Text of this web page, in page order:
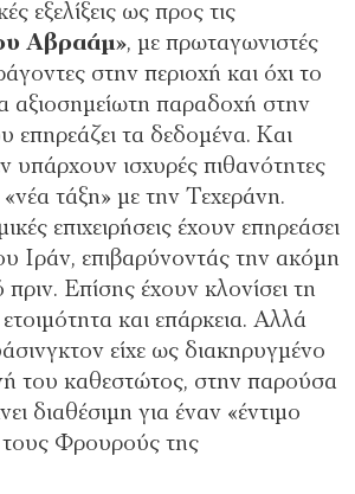
εξελίξεις ως προς τις
Αβραάμ», με πρωταγωνιστές
στην περιοχή και όχι το
αξιοσημείωτη παραδοχή στην
επηρεάζει τα δεδομένα. Και
υπάρχουν ισχυρές πιθανότητες
τάξη» με την Τεχεράνη.
επιχειρήσεις έχουν επηρεάσει
Ιράν, επιβαρύνοντάς την ακόμη
Επίσης έχουν κλονίσει τη
και επάρκεια. Αλλά
είχε ως διακηρυγμένο
του καθεστώτος, στην παρούσα
διαθέσιμη για έναν «έντιμο
Φρουρούς της